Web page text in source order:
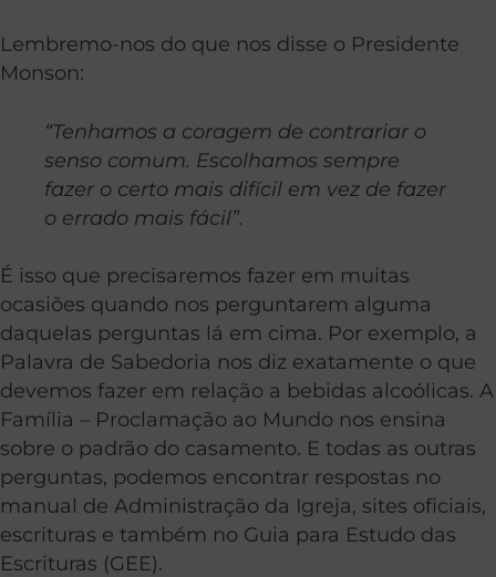
Lembremo-nos do que nos disse o Presidente
Monson:
“Tenhamos a coragem de contrariar o
senso comum. Escolhamos sempre
fazer o certo mais difícil em vez de fazer
o errado mais fácil”.
É isso que precisaremos fazer em muitas
ocasiões quando nos perguntarem alguma
daquelas perguntas lá em cima. Por exemplo, a
Palavra de Sabedoria nos diz exatamente o que
devemos fazer em relação a bebidas alcoólicas. A
Família – Proclamação ao Mundo nos ensina
sobre o padrão do casamento. E todas as outras
perguntas, podemos encontrar respostas no
manual de Administração da Igreja, sites oficiais,
escrituras e também no Guia para Estudo das
Escrituras (GEE).